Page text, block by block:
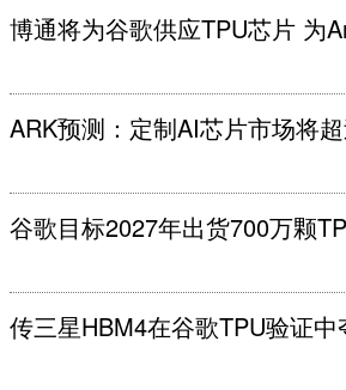
博通将为谷歌供应TPU芯片 为
ARK预测：定制AI芯片市场将
谷歌目标2027年出货700万颗
传三星HBM4在谷歌TPU验证中